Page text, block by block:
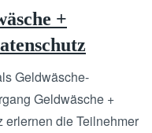
+
Geldwäsche-
Geldwäsche +
erlernen die Teilnehmer